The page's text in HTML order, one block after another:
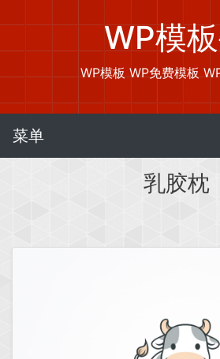
WP模
WP模板 WP免费模板
菜单
乳胶枕